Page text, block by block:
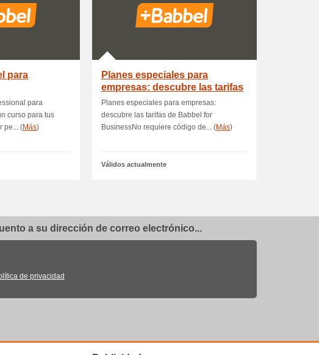
para
para
curso para tus
pe... (Más)
Planes especiales para
empresas: descubre las tarifas
de Bab
Planes especiales para empresas:
descubre las tarifas de Babbel for
BusinessNo requiere código de... (Más)
Válidos actualmente
a su dirección de correo electrónico...
de privacidad